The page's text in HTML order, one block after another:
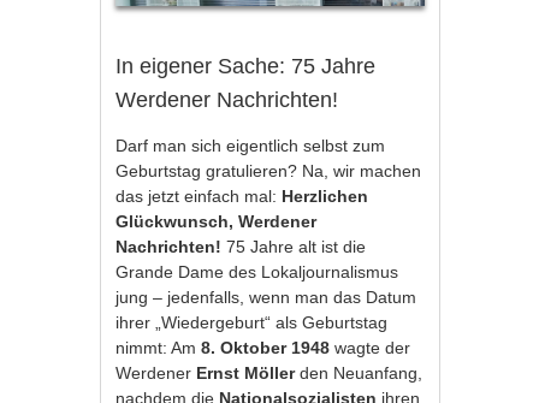
In eigener Sache: 75 Jahre
Werdener Nachrichten!
Darf man sich eigentlich selbst zum
Geburtstag gratulieren? Na, wir machen
das jetzt einfach mal: Herzlichen
Glückwunsch, Werdener
Nachrichten! 75 Jahre alt ist die
Grande Dame des Lokaljournalismus
jung – jedenfalls, wenn man das Datum
ihrer „Wiedergeburt“ als Geburtstag
nimmt: Am8. Oktober 1948 wagte der
Werdener Ernst Möllerden Neuanfang,
nachdem die Nationalsozialisten ihren